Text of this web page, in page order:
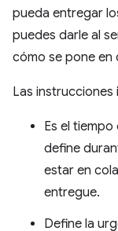
pueda entregar
puedes darle al
cómo se pone en
Las instrucciones
Es el
define
estar en
entregue.
Define la